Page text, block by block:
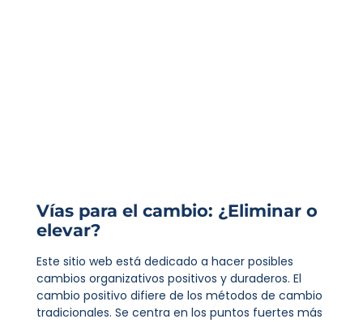
Vías para el cambio: ¿Eliminar o
elevar?
Este sitio web está dedicado a hacer posibles
cambios organizativos positivos y duraderos. El
cambio positivo difiere de los métodos de cambio
tradicionales. Se centra en los puntos fuertes más